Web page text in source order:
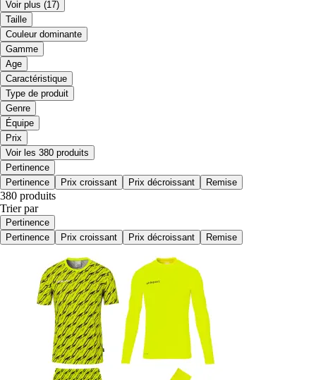
Voir plus (17)
Taille
Couleur dominante
Gamme
Age
Caractéristique
Type de produit
Genre
Équipe
Prix
Voir les 380 produits
Pertinence
Pertinence
Prix croissant Prix décroissant Remise
380 produits
Trier par
Pertinence
Pertinence
Prix croissant Prix décroissant Remise